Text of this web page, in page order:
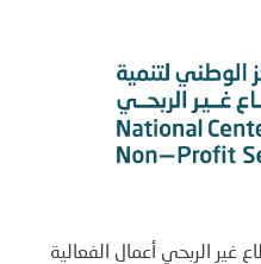
غير الربحي أعمال الفعالية